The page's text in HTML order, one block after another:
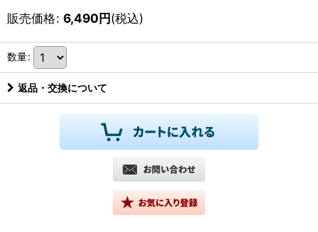
販売価格: 6,490円(税込)
数量:
返品・交換について